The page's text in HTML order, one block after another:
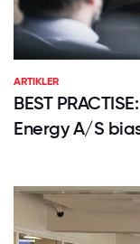
ARTIKLER
BEST
Energy A/S